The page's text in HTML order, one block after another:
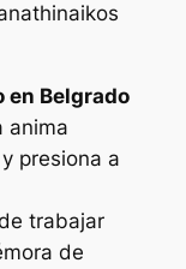
Belgrado
anima
presiona a
trabajar
de